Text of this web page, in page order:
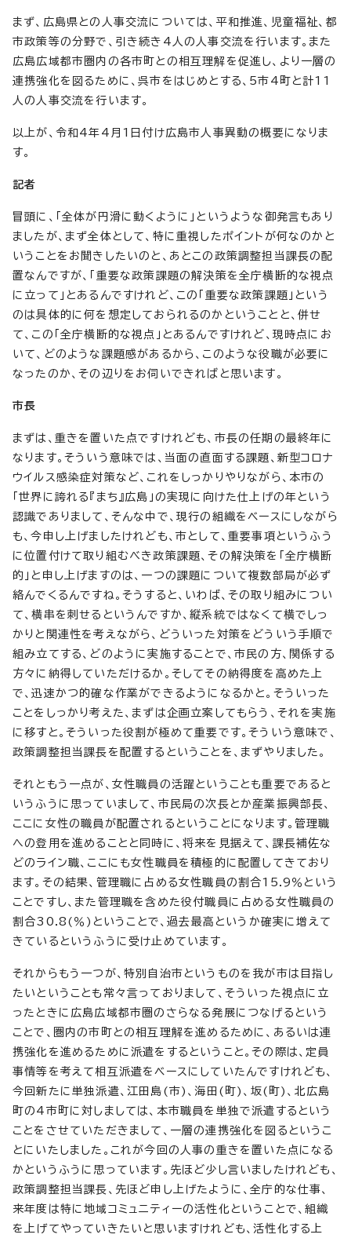
まず、広島県との人事交流については、平和推進、児童福祉、都
市政策等の分野で、引き続き4人の人事交流を行います。また
広島広域都市圏内の各市町との相互理解を促進し、より一層の
連携強化を図るために、呉市をはじめとする、5市4町と計11
人の人事交流を行います。
以上が、令和4年4月1日付け広島市人事異動の概要になりま
す。
記者
冒頭に、「全体が円滑に動くように」というような御発言もあり
ましたが、まず全体として、特に重視したポイントが何なのかと
いうことをお聞きしたいのと、あとこの政策調整担当課長の配
置なんですが、「重要な政策課題の解決策を全庁横断的な視点
に立って」とあるんですけれど、この「重要な政策課題」という
のは具体的に何を想定しておられるのかということと、併せ
て、この「全庁横断的な視点」とあるんですけれど、現時点にお
いて、どのような課題感があるから、このような役職が必要に
なったのか、その辺りをお伺いできればと思います。
市長
まずは、重きを置いた点ですけれども、市長の任期の最終年に
なります。そういう意味では、当面の直面する課題、新型コロナ
ウイルス感染症対策など、これをしっかりやりながら、本市の
「世界に誇れる『まち』広島」の実現に向けた仕上げの年という
認識でありまして、そんな中で、現行の組織をベースにしながら
も、今申し上げましたけれども、市として、重要事項というふう
に位置付けて取り組むべき政策課題、その解決策を「全庁横断
的」と申し上げますのは、一つの課題について複数部局が必ず
絡んでくるんですね。そうすると、いわば、その取り組みについ
て、横串を刺せるというんですか、縦系統ではなくて横でしっ
かりと関連性を考えながら、どういった対策をどういう手順で
組み立てする、どのように実施することで、市民の方、関係する
方々に納得していただけるか。そしてその納得度を高めた上
で、迅速かつ的確な作業ができるようになるかと。そういった
ことをしっかり考えた、まずは企画立案してもらう、それを実施
に移すと。そういった役割が極めて重要です。そういう意味で、
政策調整担当課長を配置するということを、まずやりました。
それともう一点が、女性職員の活躍ということも重要であると
いうふうに思っていまして、市民局の次長とか産業振興部長、
ここに女性の職員が配置されるということになります。管理職
への登用を進めることと同時に、将来を見据えて、課長補佐な
どのライン職、ここにも女性職員を積極的に配置してきており
ます。その結果、管理職に占める女性職員の割合15.9％という
ことですし、また管理職を含めた役付職員に占める女性職員の
割合30.8(％)ということで、過去最高というか確実に増えて
きているというふうに受け止めています。
それからもう一つが、特別自治市というものを我が市は目指し
たいということも常々言っておりまして、そういった視点に立
ったときに広島広域都市圏のさらなる発展につなげるという
ことで、圏内の市町との相互理解を進めるために、あるいは連
携強化を進めるために派遣をするということ。その際は、定員
事情等を考えて相互派遣をベースにしていたんですけれども、
今回新たに単独派遣、江田島(市)、海田(町)、坂(町)、北広島
町の4市町に対しましては、本市職員を単独で派遣するという
ことをさせていただきまして、一層の連携強化を図るというこ
とにいたしました。これが今回の人事の重きを置いた点になる
かというふうに思っています。先ほど少し言いましたけれども、
政策調整担当課長、先ほど申し上げたように、全庁的な仕事、
来年度は特に地域コミュニティーの活性化ということで、組織
を上げてやっていきたいと思いますけれども、活性化する上